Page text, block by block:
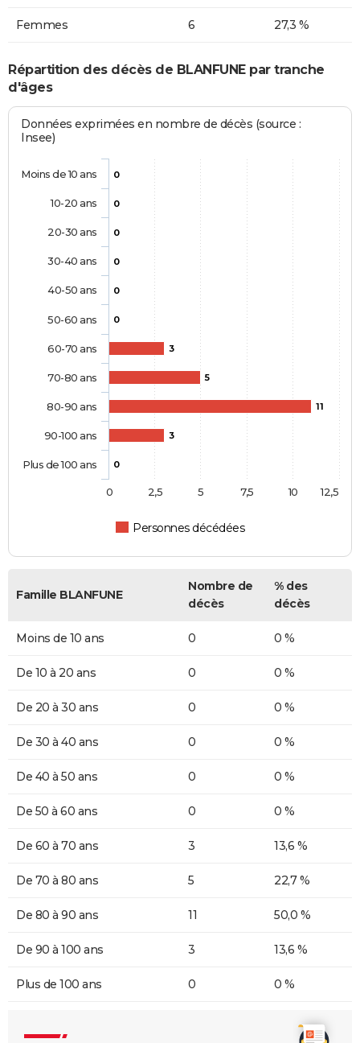
Femmes 6 27,3 %
Répartition des décès de BLANFUNE par tranche
d'âges
Données exprimées en nombre de décès (source :
Insee)
0
0
0
0
0
0
3
5
11
3
0
Personnes décédées
Moins de 10 ans
10-20 ans
20-30 ans
30-40 ans
40-50 ans
50-60 ans
60-70 ans
70-80 ans
80-90 ans
90-100 ans
Plus de 100 ans
0 10
2,5 5 7,5 12,5
Famille BLANFUNE
Nombre de
décès
% des
décès
Moins de 10 ans 0 0 %
De 10 à 20 ans 0 0 %
De 20 à 30 ans 0 0 %
De 30 à 40 ans 0 0 %
De 40 à 50 ans 0 0 %
De 50 à 60 ans 0 0 %
De 60 à 70 ans 3 13,6 %
De 70 à 80 ans 5 22,7 %
De 80 à 90 ans 11 50,0 %
De 90 à 100 ans 3 13,6 %
Plus de 100 ans 0 0 %